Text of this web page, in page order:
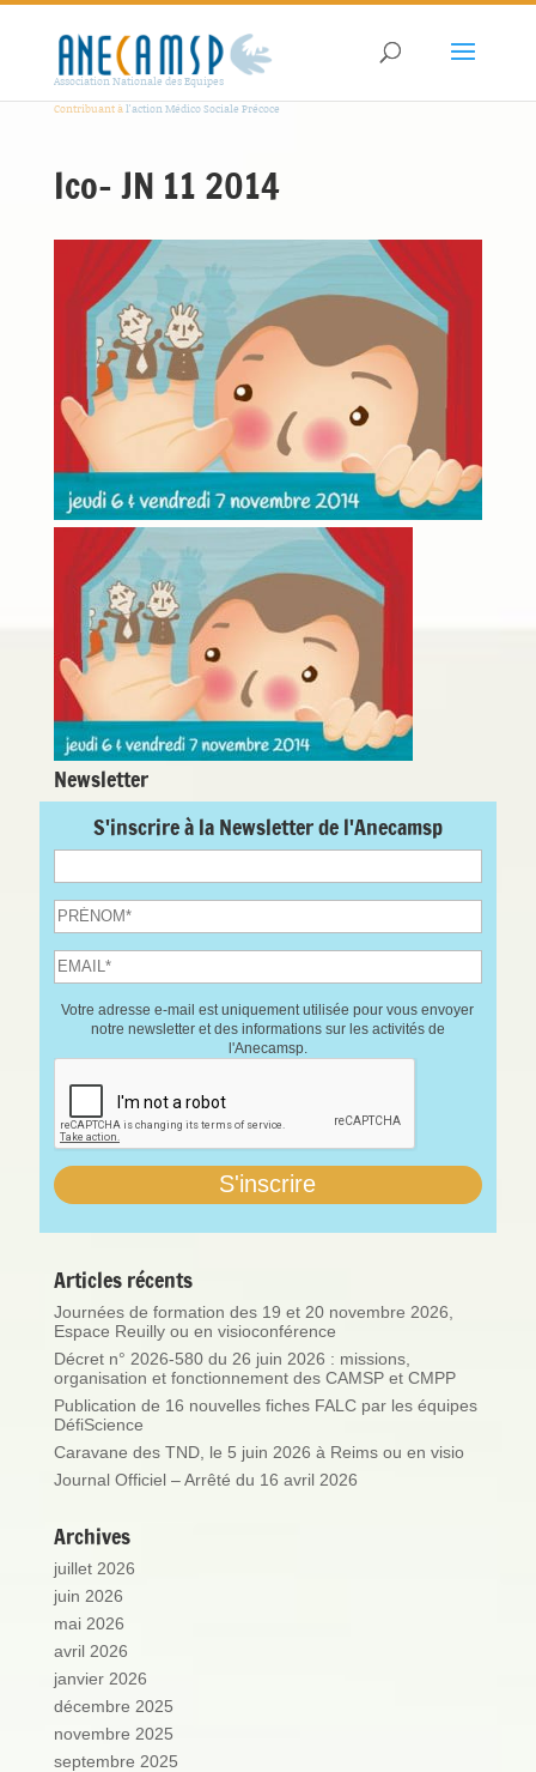
Association Nationale des Equipes
Contribuant àl'action Médico Sociale Précoce
Ico- JN 11 2014
Newsletter
S'inscrire à la Newsletter de l'Anecamsp
Votre adresse e-mail est uniquement utilisée pour vous envoyer
notre newsletter et des informations sur les activités de
l'Anecamsp.
Articles récents
Journées de formation des 19 et 20 novembre 2026,
Espace Reuilly ou en visioconférence
Décret n° 2026-580 du 26 juin 2026 : missions,
organisation et fonctionnement des CAMSP et CMPP
Publication de 16 nouvelles fiches FALC par les équipes
DéfiScience
Caravane des TND, le 5 juin 2026 à Reims ou en visio
Journal Officiel – Arrêté du 16 avril 2026
Archives
juillet 2026
juin 2026
mai 2026
avril 2026
janvier 2026
décembre 2025
novembre 2025
septembre 2025